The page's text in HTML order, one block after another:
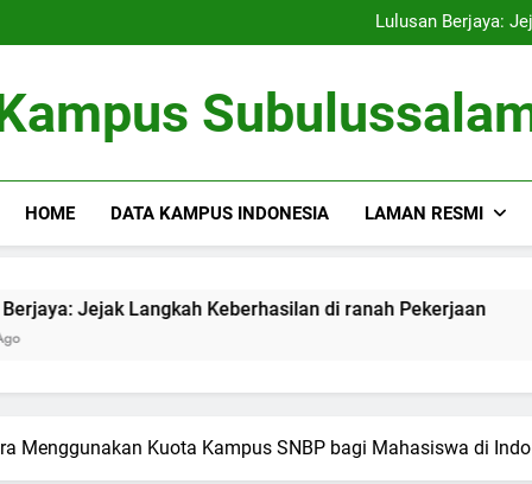
Lulusan Berjaya:
Tugas Biro Karier
Lulusan Berjaya:
Tugas Biro Karier
HOME DATA KAMPUS INDONESIA LAMAN RESMI
Langkah Keberhasilan di ranah Pekerjaan Tugas
Menggunakan Kuota Kampus SNBP bagi Mahasiswa di